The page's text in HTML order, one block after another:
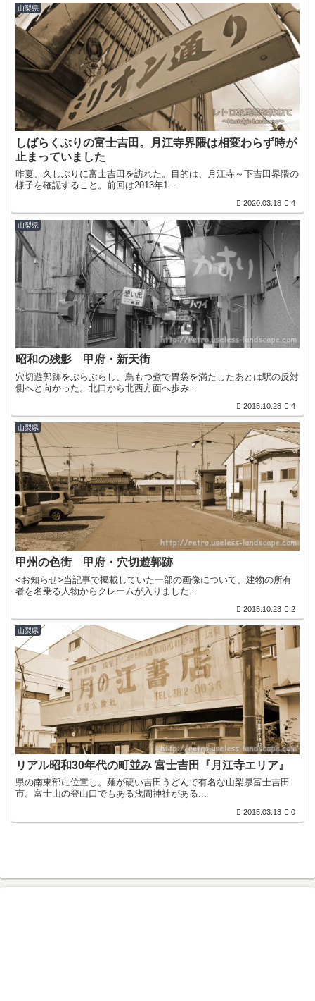
山梨県
しばらくぶりの富士吉田。月江寺界隈は相変わらず時が
止まっていました
昨夏、久しぶりに富士吉田を訪れた。目的は、月江寺～下吉田界隈の
様子を確認すること。前回は2013年1...
2020.03.18 4
山梨県
昭和の残影 甲府・新天街
穴切遊郭跡をぶらぶらし、鳥もつ煮で胃袋を満たしたあとは駅の反対
側へと向かった。北口から北西方面へ歩み...
2015.10.28 4
山梨県
甲州の色街 甲府・穴切遊郭跡
<お知らせ>当記事で掲載していた一部の画像について、建物の所有
者を名乗る人物からクレームが入りました...
2015.10.23 2
山梨県
リアル昭和30年代の町並み 富士吉田『月江寺エリア』
県の南東部に位置し。麺が硬い吉田うどんで有名な山梨県富士吉田
市。富士山の登山口でもある浅間神社がある...
2015.03.13 0